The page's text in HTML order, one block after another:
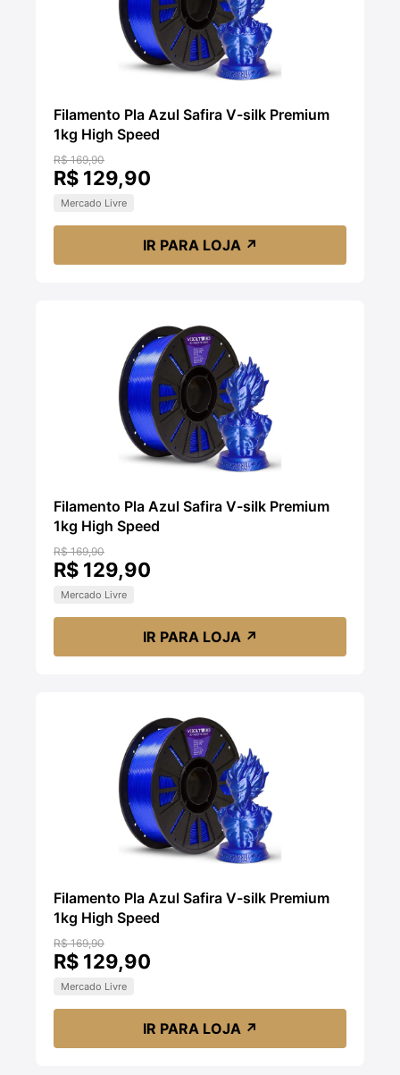
Filamento Pla Azul Safira V-silk Premium
1kg High Speed
R$ 169,90
R$ 129,90
Mercado Livre
IR PARA LOJA ↗
Filamento Pla Azul Safira V-silk Premium
1kg High Speed
R$ 169,90
R$ 129,90
Mercado Livre
IR PARA LOJA ↗
Filamento Pla Azul Safira V-silk Premium
1kg High Speed
R$ 169,90
R$ 129,90
Mercado Livre
IR PARA LOJA ↗